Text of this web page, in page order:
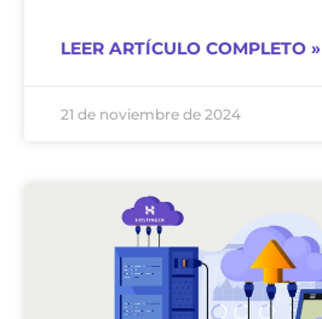
LEER ARTÍCULO COMPLETO »
21 de noviembre de 2024